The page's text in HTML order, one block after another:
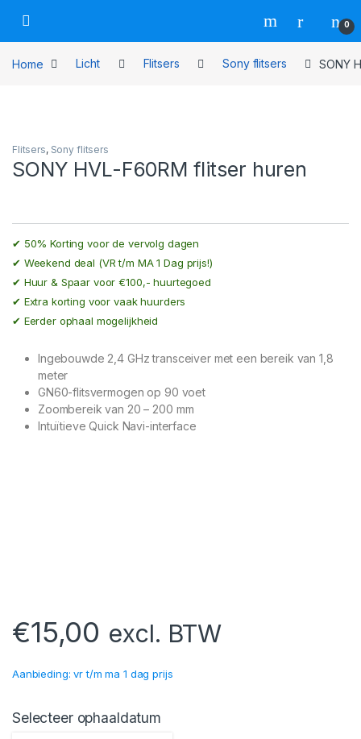
0
Home Licht Flitsers Sony flitsers SONY
Flitsers, Sony flitsers
SONY HVL-F60RM flitser huren
✔ 50% Korting voor de vervolg dagen
✔ Weekend deal (VR t/m MA 1 Dag prijs!)
✔ Huur & Spaar voor €100,- huurtegoed
✔ Extra korting voor vaak huurders
✔ Eerder ophaal mogelijkheid
Ingebouwde 2,4 GHz transceiver met een bereik van 1,8
meter
GN60-flitsvermogen op 90 voet
Zoombereik van 20 – 200 mm
Intuïtieve Quick Navi-interface
€15,00 excl. BTW
Aanbieding: vr t/m ma 1 dag prijs
Selecteer ophaaldatum